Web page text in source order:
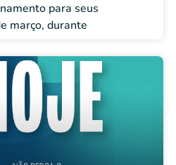
para seus
março, durante